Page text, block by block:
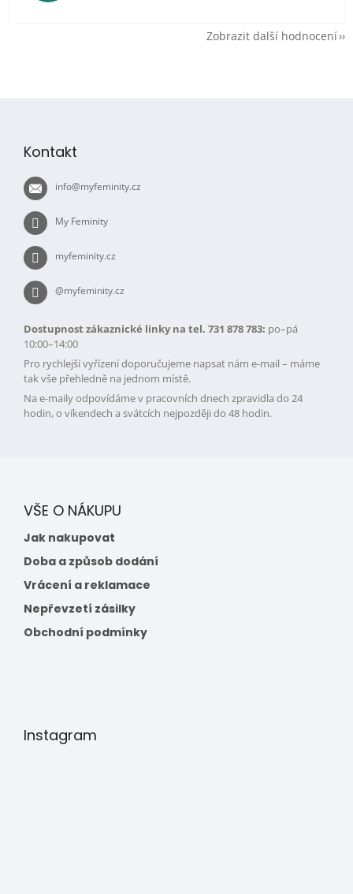
Zobrazit další hodnocení
Kontakt
info@myfeminity.cz
My Feminity
myfeminity.cz
@myfeminity.cz
Dostupnost zákaznické linky na tel. 731 878 783: po–pá
10:00–14:00
Pro rychlejší vyřízení doporučujeme napsat nám e-mail – máme
tak vše přehledně na jednom místě.
Na e-maily odpovídáme v pracovních dnech zpravidla do 24
hodin, o víkendech a svátcích nejpozději do 48 hodin.
VŠE O NÁKUPU
Jak nakupovat
Doba a způsob dodání
Vrácení a reklamace
Nepřevzetí zásilky
Obchodní podmínky
Instagram